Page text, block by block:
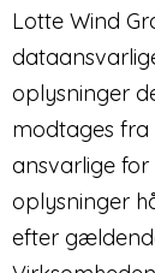
Lotte Wind
oplysninger
modtages fra
ansvarlige
oplysninger
efter